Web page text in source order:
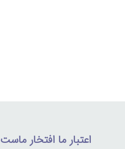
اعتبار ما افتخار ماست